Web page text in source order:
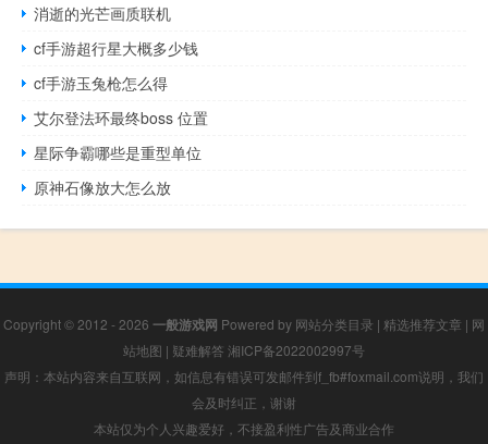
消逝的光芒画质联机
cf手游超行星大概多少钱
cf手游玉兔枪怎么得
艾尔登法环最终boss 位置
星际争霸哪些是重型单位
原神石像放大怎么放
Copyright © 2012 - 2026 一般游戏网 Powered by 网站分类目录 | 精选推荐文章 | 网
站地图 | 疑难解答 湘ICP备2022002997号
声明：本站内容来自互联网，如信息有错误可发邮件到f_fb#foxmail.com说明，我们
会及时纠正，谢谢
本站仅为个人兴趣爱好，不接盈利性广告及商业合作